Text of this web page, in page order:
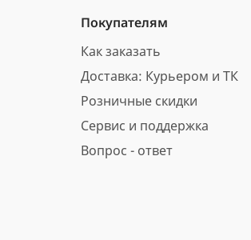
Покупателям
Как заказать
Доставка: Курьером и ТК
Розничные скидки
Сервис и поддержка
Вопрос - ответ